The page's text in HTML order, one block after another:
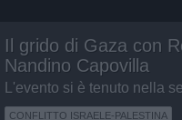
Il grido di Gaza con
Nandino Capovilla
L'evento si è tenuto nella
CONFLITTO ISRAELE-PALESTINA